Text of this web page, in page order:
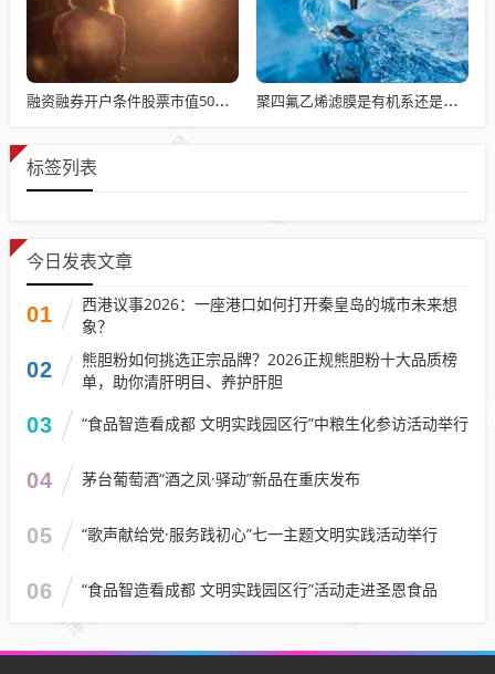
融资融券开户条件股票市值50万？招商证券融资融券开户条件是什么 聚四氟乙烯滤膜是有机系还是水系？谁知道微孔滤膜分有机系
标签列表
今日发表文章
01
西港议事2026：一座港口如何打开秦皇岛的城市未来想
象？
02
熊胆粉如何挑选正宗品牌？2026正规熊胆粉十大品质榜
单，助你清肝明目、养护肝胆
03 “食品智造看成都 文明实践园区行”中粮生化参访活动举行
04 茅台葡萄酒“酒之凤·驿动”新品在重庆发布
05 “歌声献给党·服务践初心”七一主题文明实践活动举行
06 “食品智造看成都 文明实践园区行”活动走进圣恩食品